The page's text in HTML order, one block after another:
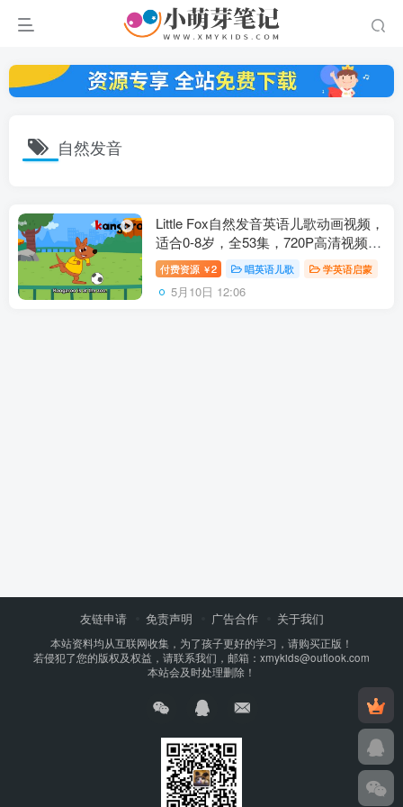
自然发音
Little Fox自然发音英语儿歌动画视频，
适合0-8岁，全53集，720P高清视频带
英文字幕，百度云网盘下载
付费资源 ￥2 唱英语儿歌 学英语启蒙
5月10日 12:06
友链申请 免责声明 广告合作 关于我们
本站资料均从互联网收集，为了孩子更好的学习，请购买正版！
若侵犯了您的版权及权益，请联系我们，邮箱：xmykids@outlook.com
本站会及时处理删除！